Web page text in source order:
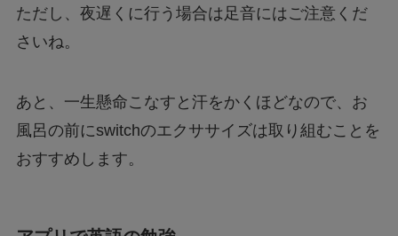
ただし、夜遅くに行う場合は足音にはご注意くだ
さいね。
あと、一生懸命こなすと汗をかくほどなので、お
風呂の前にswitchのエクササイズは取り組むことを
おすすめします。